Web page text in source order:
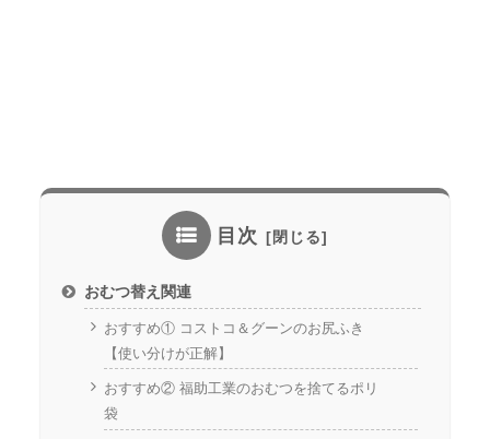
目次
おむつ替え関連
おすすめ① コストコ＆グーンのお尻ふき
【使い分けが正解】
おすすめ② 福助工業のおむつを捨てるポリ
袋